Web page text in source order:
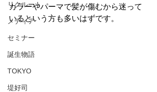
リクルート
メディア
セミナー
誕生物語
TOKYO
堤好司
カラーやパーマで髪が傷むから迷って
いるという方も多いはずです。